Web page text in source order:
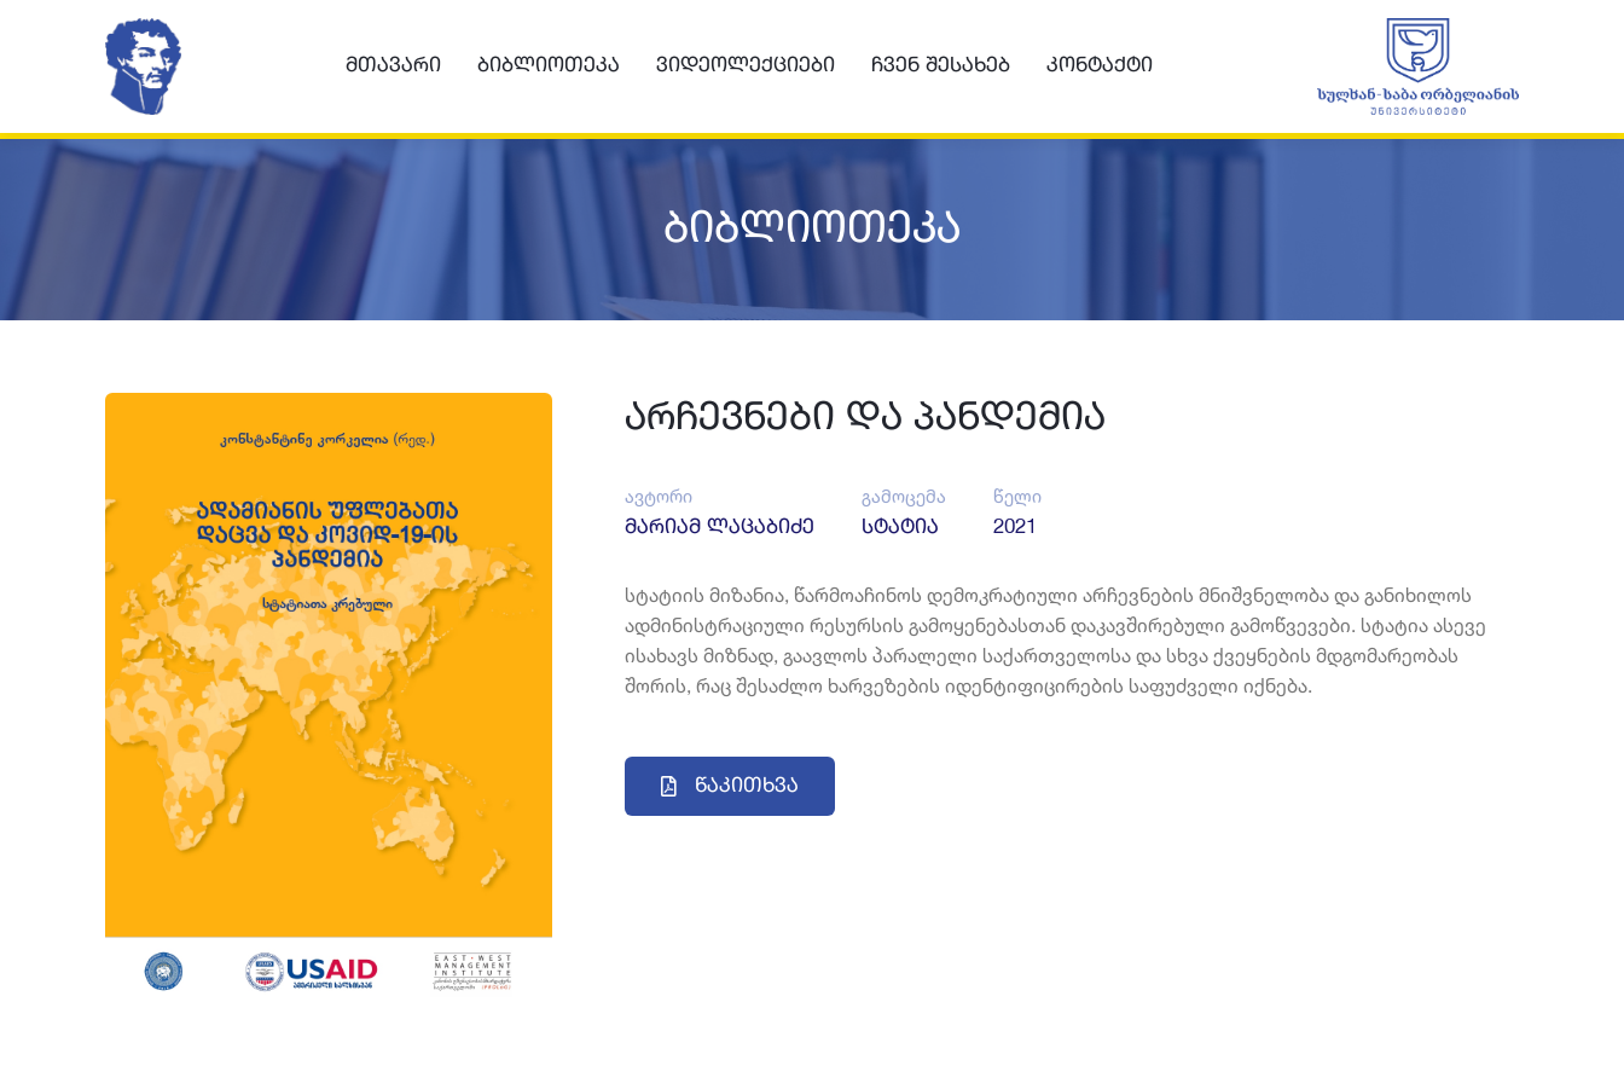
Მთავარი Ბიბლიოთეკა Ვიდეოლექციები Ჩვენ Შესახებ Კონტაქტი
ბიბლიოთეკა
არჩევნები და პანდემია
ავტორი
მარიამ ლაცაბიძე
გამოცემა
სტატია
წელი
2021
სტატიის მიზანია, წარმოაჩინოს დემოკრატიული არჩევნების მნიშვნელობა და განიხილოს
ადმინისტრაციული რესურსის გამოყენებასთან დაკავშირებული გამოწვევები. სტატია ასევე
ისახავს მიზნად, გაავლოს პარალელი საქართველოსა და სხვა ქვეყნების მდგომარეობას
შორის, რაც შესაძლო ხარვეზების იდენტიფიცირების საფუძველი იქნება.
Წაკითხვა